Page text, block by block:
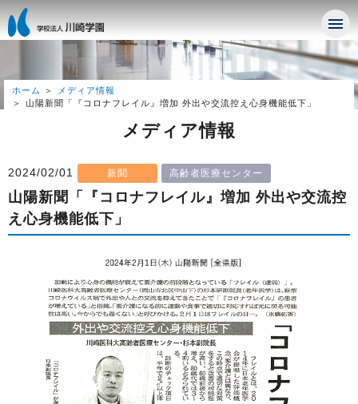
ホーム
メディア情報
山陽新聞「『コロナフレイル』増加 外出や交流控え心身機能低下」
メディア情報
2024/02/01 新聞 高齢者医療センター
山陽新聞「『コロナフレイル』増加 外出や交流控
え心身機能低下」